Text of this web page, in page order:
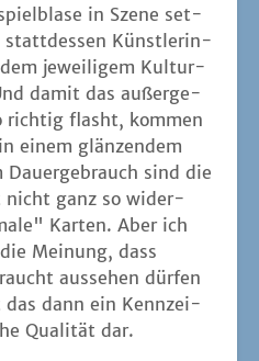
in Sze­ne set­
statt­des­sen Künst­le­rin­
jewei­li­gem Kul­tur­
damit das außer­ge­
rich­tig flasht, kom­men
einem glän­zen­dem
sind die
nicht ganz so wider­
Kar­ten. Aber ich
Mei­nung, dass
aus­se­hen dür­fen
dann ein Kenn­zei­
Qua­li­tät dar.